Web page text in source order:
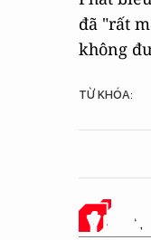
đã "rất
không
TỪ KHÓA:
Ý KIẾN